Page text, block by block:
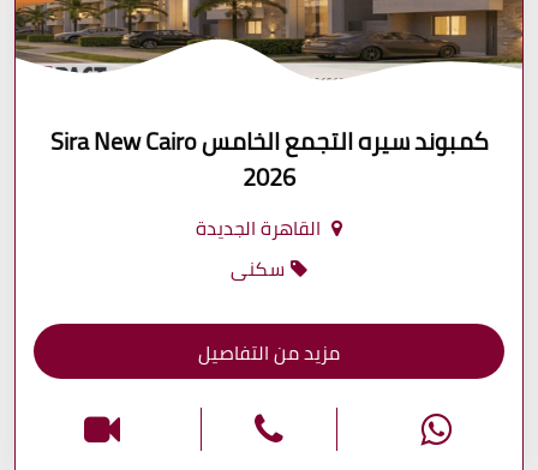
كمبوند سيره التجمع الخامس Sira New Cairo
2026
القاهرة الجديدة
سكنى
مزيد من التفاصيل